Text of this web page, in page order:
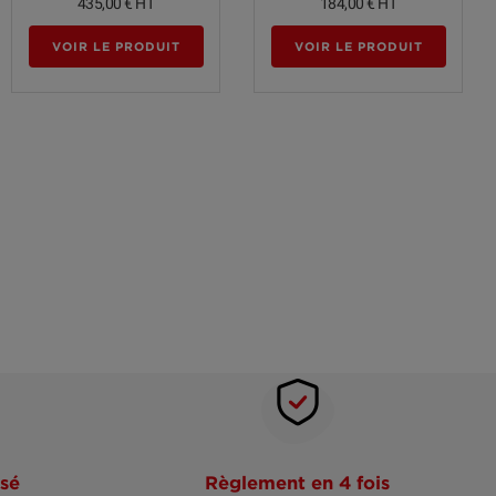
VOIR LE PRODUIT VOIR LE PRODUIT
Règlement en 4 fois